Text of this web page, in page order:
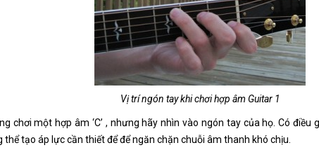
Vị trí ngón tay khi chơi hợp âm Guitar 1
chơi một hợp âm ‘C’ , nhưng hãy nhìn vào ngón tay của họ. Có
tạo áp lực cần thiết để để ngăn chặn chuỗi âm thanh khó chịu.